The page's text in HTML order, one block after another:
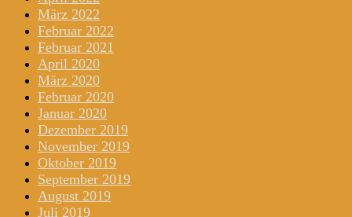
März 2022
Februar 2022
Februar 2021
April 2020
März 2020
Februar 2020
Januar 2020
Dezember 2019
November 2019
Oktober 2019
September 2019
August 2019
Juli 2019